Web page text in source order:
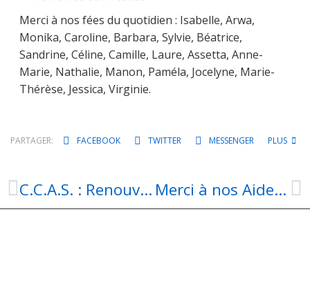
Merci à nos fées du quotidien : Isabelle, Arwa,
Monika, Caroline, Barbara, Sylvie, Béatrice,
Sandrine, Céline, Camille, Laure, Assetta, Anne-
Marie, Nathalie, Manon, Paméla, Jocelyne, Marie-
Thérèse, Jessica, Virginie.
PARTAGER: FACEBOOK TWITTER MESSENGER PLUS
C.C.A.S. : Renouvellement du C.A. , Appel à candidature Merci à nos Aides à domicile !